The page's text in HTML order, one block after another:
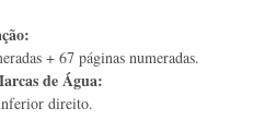
+ 67 páginas numeradas.
de Água:
direito.